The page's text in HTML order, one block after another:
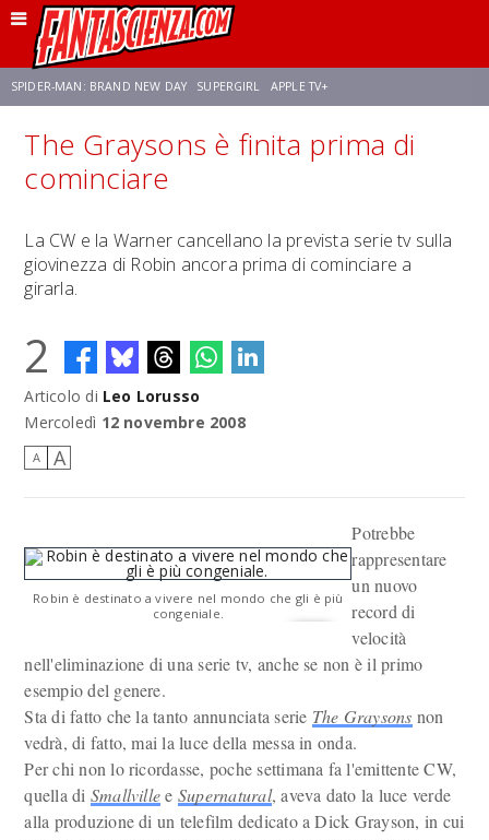
SPIDER-MAN: BRAND NEW DAY SUPERGIRL APPLE TV+
FRANCO RICCIARDIELLO ZENDAYA STAR TREK AVENGERS: DOOMSDAY
The Graysons è finita prima di
cominciare
La CW e la Warner cancellano la prevista serie tv sulla
giovinezza di Robin ancora prima di cominciare a
girarla.
2
Articolo di Leo Lorusso
Mercoledì 12 novembre 2008
A A
Robin è destinato a vivere nel mondo che gli è più
congeniale.
Potrebbe
rappresentare
un nuovo
record di
velocità
nell'eliminazione di una serie tv, anche se non è il primo
esempio del genere.
Sta di fatto che la tanto annunciata serie The Graysons non
vedrà, di fatto, mai la luce della messa in onda.
Per chi non lo ricordasse, poche settimana fa l'emittente CW,
quella di Smallvillee Supernatural, aveva dato la luce verde
alla produzione di un telefilm dedicato a Dick Grayson, in cui